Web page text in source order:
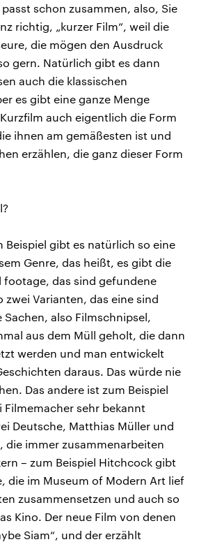
passt schon zusammen, also, Sie
richtig, „kurzer Film“, weil die
die mögen den Ausdruck
gern. Natürlich gibt es dann
auch die klassischen
es gibt eine ganze Menge
auch eigentlich die Form
ihnen am gemäßesten ist und
erzählen, die ganz dieser Form
Beispiel gibt es natürlich so eine
Genre, das heißt, es gibt die
footage, das sind gefundene
zwei Varianten, das eine sind
also Filmschnipsel,
aus dem Müll geholt, die dann
werden und man entwickelt
daraus. Das würde nie
Das andere ist zum Beispiel
Filmemacher sehr bekannt
Deutsche, Matthias Müller und
die immer zusammenarbeiten
– zum Beispiel Hitchcock gibt
die im Museum of Modern Art lief
zusammensetzen und auch so
Kino. Der neue Film von denen
Siam“, und der erzählt